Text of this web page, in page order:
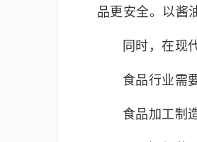
品更安全。以酱
同时，在现
食品行业需
食品加工制